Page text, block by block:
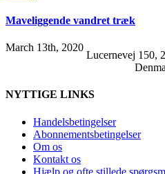
Maveliggende vandret træk
March 13th, 2020
Lucernevej 150,
NYTTIGE LINKS
Handelsbetingelser
Abonnementsbetingelser
Om os
Kontakt os
Hjælp og ofte stillede